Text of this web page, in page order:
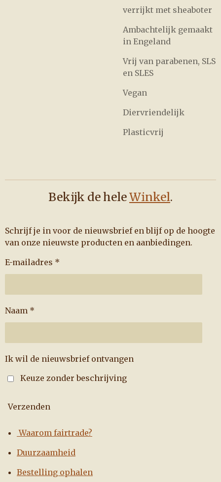
verrijkt met sheaboter
Ambachtelijk gemaakt
in Engeland
Vrij van parabenen, SLS
en SLES
Vegan
Diervriendelijk
Plasticvrij
Bekijk de heleWinkel.
Schrijf je in voor de nieuwsbrief en blijf op de hoogte
van onze nieuwste producten en aanbiedingen.
E-mailadres *
Naam *
Ik wil de nieuwsbrief ontvangen
Keuze zonder beschrijving
Verzenden
Waarom fairtrade?
Duurzaamheid
Bestelling ophalen